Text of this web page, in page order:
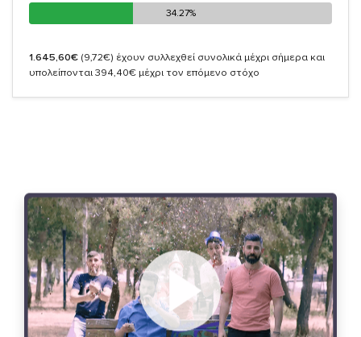
34.27%
34.27%
1.645,60€ (9,72€) έχουν συλλεχθεί συνολικά μέχρι σήμερα και
υπολείπονται 394,40€ μέχρι τον επόμενο στόχο